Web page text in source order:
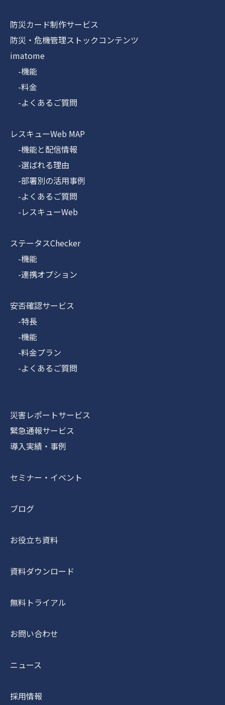
防災カード制作サービス
防災・危機管理ストックコンテンツ
imatome
-機能
-料金
-よくあるご質問
レスキューWeb MAP
-機能と配信情報
-選ばれる理由
-部署別の活用事例
-よくあるご質問
-レスキューWeb
ステータスChecker
-機能
-連携オプション
安否確認サービス
-特長
-機能
-料金プラン
-よくあるご質問
災害レポートサービス
緊急通報サービス
導入実績・事例
セミナー・イベント
ブログ
お役立ち資料
資料ダウンロード
無料トライアル
お問い合わせ
ニュース
採用情報